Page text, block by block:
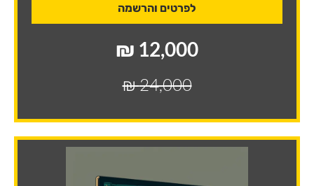
לפרטים והרשמה
12,000 ₪
24,000 ₪